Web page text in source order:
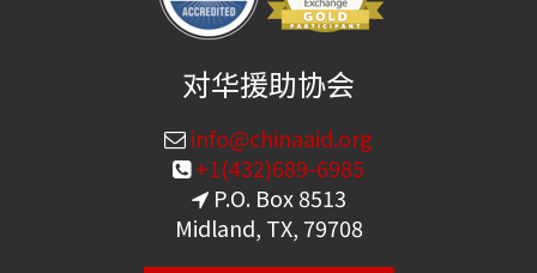
对华援助协会
info@chinaaid.org
+1(432)689-6985
P.O. Box 8513
Midland, TX, 79708